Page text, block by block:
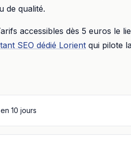
de qualité.
accessibles dès 5 euros le
SEO dédié Lorient qui pilote
10 jours